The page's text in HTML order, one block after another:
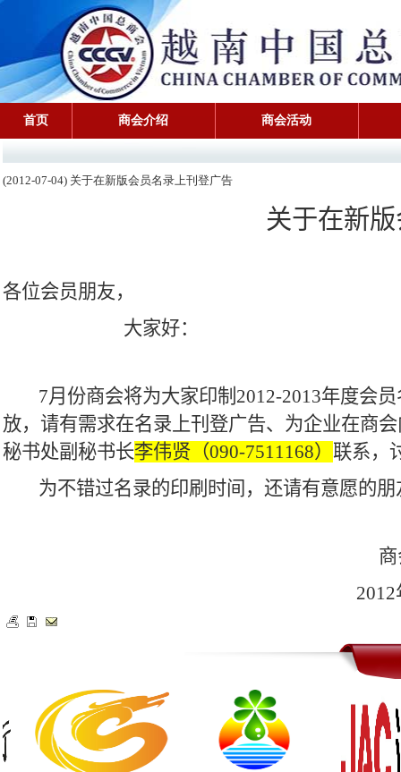
首页 商会介绍 商会活动
(2012-07-04) 关于在新版会员名录上刊登广告
关于在新
各位会员朋友，
大家好：
7月份商会将为大家印制 2012-2013年度会
放，请有需求在名录上刊登广告、为企业在商
秘书处副秘书长李伟贤（090-7511168） 联系，
为不错过名录的印刷时间，还请有意愿的
2012